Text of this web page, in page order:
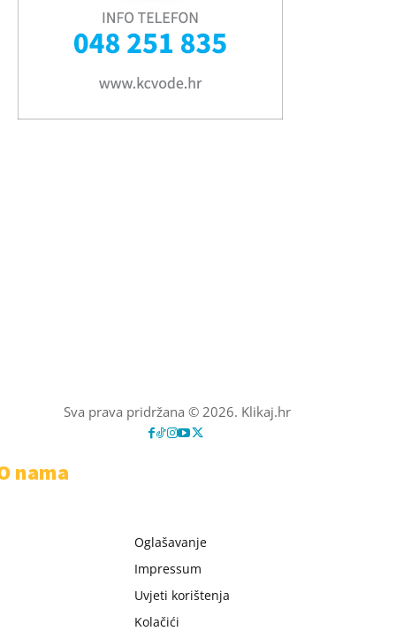
Sva prava pridržana © 2026. Klikaj.hr
nama
Oglašavanje
Impressum
Uvjeti korištenja
Kolačići